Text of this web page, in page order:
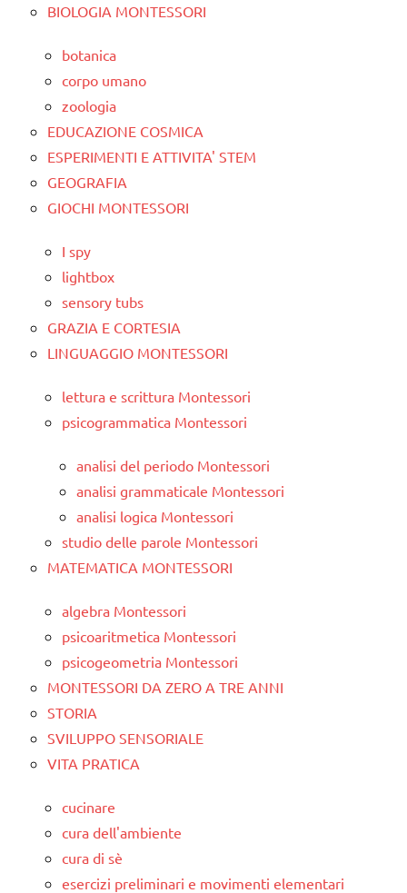
BIOLOGIA MONTESSORI
botanica
corpo umano
zoologia
EDUCAZIONE COSMICA
ESPERIMENTI E ATTIVITA' STEM
GEOGRAFIA
GIOCHI MONTESSORI
I spy
lightbox
sensory tubs
GRAZIA E CORTESIA
LINGUAGGIO MONTESSORI
lettura e scrittura Montessori
psicogrammatica Montessori
analisi del periodo Montessori
analisi grammaticale Montessori
analisi logica Montessori
studio delle parole Montessori
MATEMATICA MONTESSORI
algebra Montessori
psicoaritmetica Montessori
psicogeometria Montessori
MONTESSORI DA ZERO A TRE ANNI
STORIA
SVILUPPO SENSORIALE
VITA PRATICA
cucinare
cura dell'ambiente
cura di sè
esercizi preliminari e movimenti elementari